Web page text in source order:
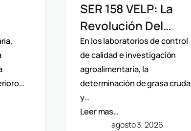
SER 158 VELP: La
Revolución Del
Extractor
Automático De
Solventes Por
Método Randall
En los laboratorios de control
de calidad e investigación
agroalimentaria, la
determinación de grasa cruda
y…
Leer mas…
agosto 3, 2026